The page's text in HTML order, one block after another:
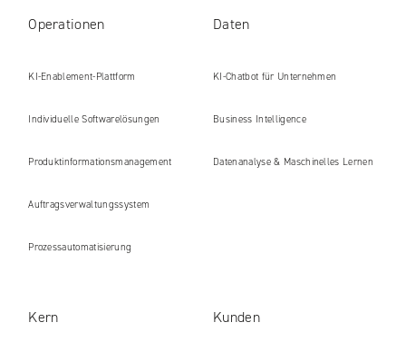
Operationen
KI-Enablement-Plattform
Individuelle Softwarelösungen
Produkt​informations​management
Auftragsverwaltungssystem
Prozessautomatisierung
Daten
KI-Chatbot für Unternehmen
Business Intelligence
Datenanalyse & Maschinelles Lernen
Kern Kunden